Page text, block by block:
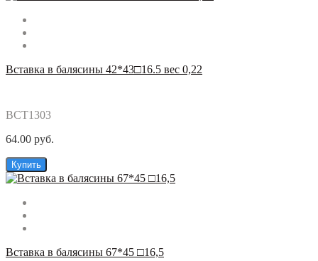
Вставка в балясины 42*43□16.5 вес 0,22
ВСТ1303
64.00 руб.
Купить
Вставка в балясины 67*45 □16,5